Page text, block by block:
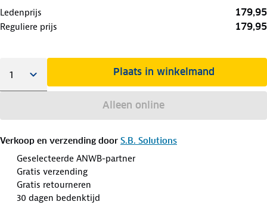
Ledenprijs 179,95
Reguliere prijs 179,95
Plaats in winkelmand
Alleen online
Verkoop en verzending door S.B. Solutions
Geselecteerde ANWB-partner
Gratis verzending
Gratis retourneren
30 dagen bedenktijd